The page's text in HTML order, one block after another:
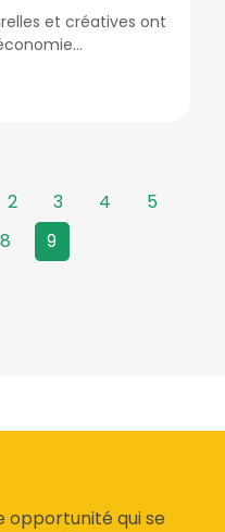
et créatives ont
Page
2 Page
3 Page
4 Page
5
Page
8 Page courante
9
opportunité qui se